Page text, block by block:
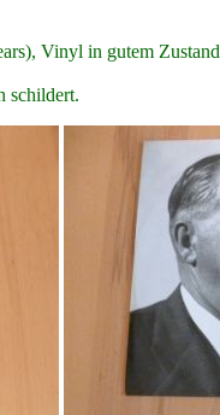
Vinyl in gutem Zustand
schildert.